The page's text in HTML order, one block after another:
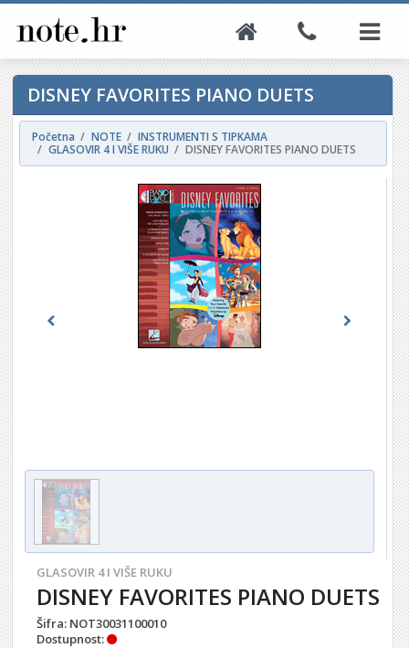
DISNEY FAVORITES PIANO DUETS
Početna NOTE
INSTRUMENTI S TIPKAMA
GLASOVIR 4 I VIŠE RUKU
DISNEY FAVORITES PIANO DUETS
Previous Next
GLASOVIR 4 I VIŠE RUKU
DISNEY FAVORITES PIANO DUETS
Šifra: NOT30031100010
Dostupnost: